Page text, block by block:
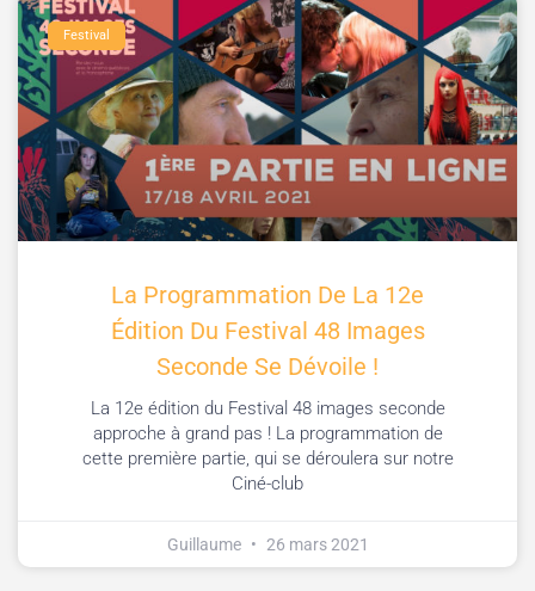
Festival
La Programmation De La 12e
Édition Du Festival 48 Images
Seconde Se Dévoile !
La 12e édition du Festival 48 images seconde
approche à grand pas ! La programmation de
cette première partie, qui se déroulera sur notre
Ciné-club
Guillaume 26 mars 2021